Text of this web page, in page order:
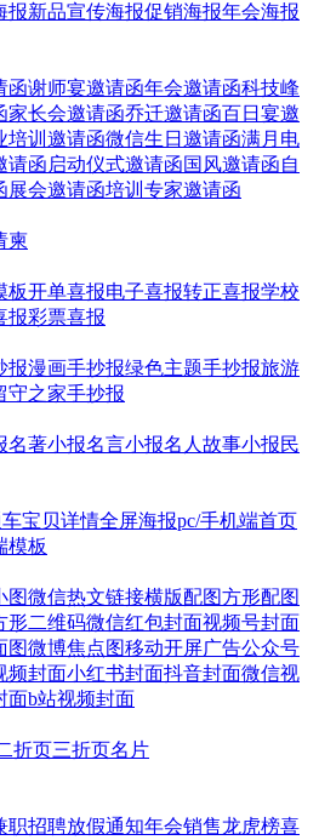
报新品宣传海报促销海报年会海报
函谢师宴邀请函年会邀请函科技峰
家长会邀请函乔迁邀请函百日宴邀
培训邀请函微信生日邀请函满月电
请函 启动仪式邀请函国风邀请函自
展会邀请函培训专家邀请函
柬
板开单喜报电子喜报转正喜报学校
报彩票喜报
报漫画手抄报绿色主题手抄报旅游
守之家手抄报
名著小报名言小报名人故事小报民
宝贝详情全屏海报pc/手机端首页
模板
图微信热文链接横版配图方形配图
形二维码微信红包封面视频号封面
图微博焦点图移动开屏广告公众号
频封面小红书封面抖音封面微信视
面b站视频封面
折页三折页名片
职招聘放假通知年会销售龙虎榜喜